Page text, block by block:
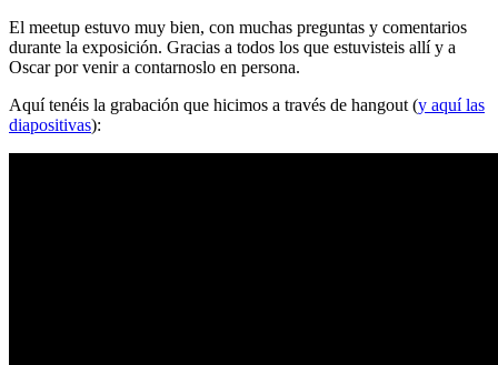
El meetup estuvo muy bien, con muchas preguntas y comentarios
durante la exposición. Gracias a todos los que estuvisteis allí y a
Oscar por venir a contarnoslo en persona.
Aquí tenéis la grabación que hicimos a través de hangout (y aquí las
diapositivas):